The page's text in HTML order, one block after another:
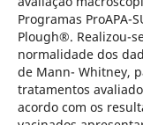
Programas ProAPA-
Plough®. Realizou-
normalidade dos
de Mann- Whitney,
tratamentos
acordo com os